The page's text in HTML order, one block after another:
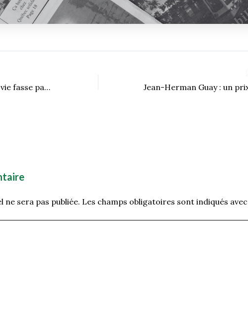
S’efforcer à ce que la vie fasse partie programme
sera pas publiée. Les champs obligatoires sont indiqués avec